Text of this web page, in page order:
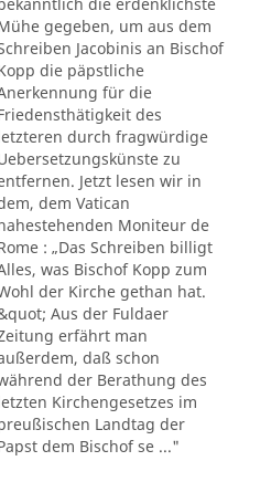
gegeben, um aus dem
Jacobinis an Bischof
die päpstliche
für die
des
durch fragwürdige
zu
Jetzt lesen wir in
dem Vatican
Moniteur de
: „Das Schreiben billigt
was Bischof Kopp zum
der Kirche gethan hat.
Aus der Fuldaer
erfährt man
daß schon
der Berathung des
Kirchengesetzes im
Landtag der
dem Bischof se ..."